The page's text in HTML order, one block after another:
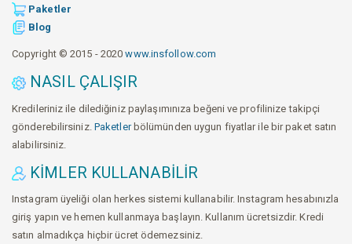
Paketler
Blog
Copyright © 2015 - 2020www.insfollow.com
NASIL ÇALIŞIR
Kredileriniz ile dilediğiniz paylaşımınıza beğeni ve profilinize takipçi
gönderebilirsiniz. Paketlerbölümünden uygun fiyatlar ile bir paket satın
alabilirsiniz.
KIMLER KULLANABILIR
Instagram üyeliği olan herkes sistemi kullanabilir. Instagram hesabınızla
giriş yapın ve hemen kullanmaya başlayın. Kullanım ücretsizdir. Kredi
satın almadıkça hiçbir ücret ödemezsiniz.